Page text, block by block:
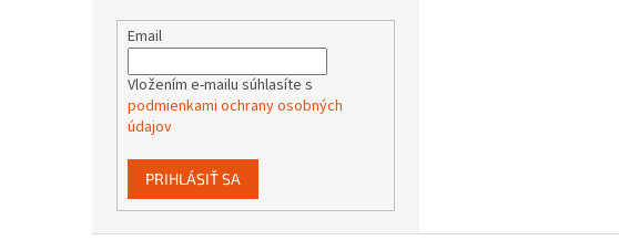
Email
Vložením e-mailu súhlasíte s
podmienkami ochrany osobných
údajov
PRIHLÁSIŤ SA